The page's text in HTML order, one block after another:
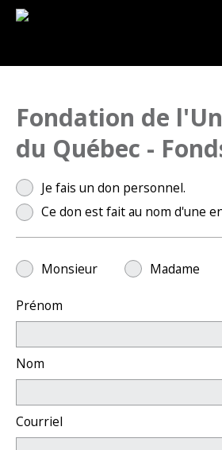
Fondation de
du Québec -
Je fais un don personnel.
Ce don est fait au nom d'une
Monsieur Madame
Prénom
Nom
Courriel